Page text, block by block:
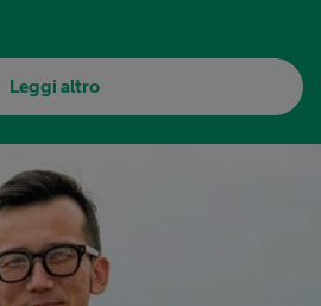
Leggi altro